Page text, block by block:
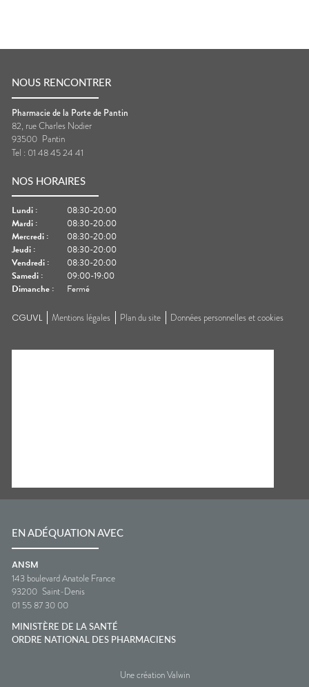
NOUS RENCONTRER
Pharmacie de la Porte de Pantin
82, rue Charles Nodier
93500 Pantin
Tel : 01 48 45 24 41
NOS HORAIRES
Lundi :
08:30-20:00
Mardi :
08:30-20:00
Mercredi :
08:30-20:00
Jeudi :
08:30-20:00
Vendredi :
08:30-20:00
Samedi :
09:00-19:00
Dimanche : Fermé
CGUVL Mentions légales Plan du site Données personnelles et cookies
EN ADÉQUATION AVEC
ANSM
143 boulevard Anatole France
93200 Saint-Denis
01 55 87 30 00
MINISTÈRE DE LA SANTÉ
ORDRE NATIONAL DES PHARMACIENS
Une création Valwin